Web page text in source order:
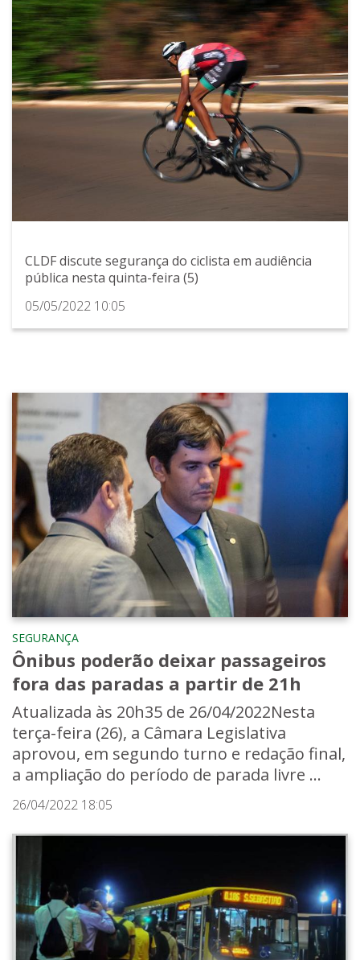
CLDF discute segurança do ciclista em audiência
pública nesta quinta-feira (5)
05/05/2022 10:05
SEGURANÇA
Ônibus poderão deixar passageiros
fora das paradas a partir de 21h
Atualizada às 20h35 de 26/04/2022Nesta
terça-feira (26), a Câmara Legislativa
aprovou, em segundo turno e redação final,
a ampliação do período de parada livre ...
26/04/2022 18:05